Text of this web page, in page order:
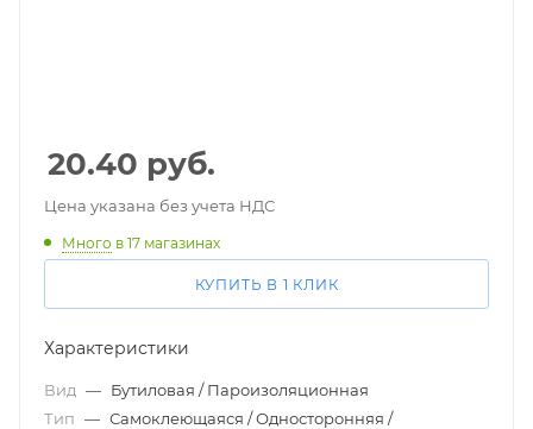
20.40 руб.
Цена указана без учета НДС
Много в 17 магазинах
КУПИТЬ В 1 КЛИК
Характеристики
Вид — Бутиловая / Пароизоляционная
Тип — Самоклеющаяся / Односторонняя /